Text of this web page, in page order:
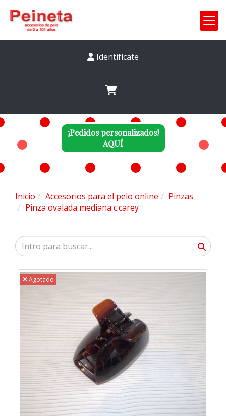
Identifícate
¡Pedidos personalizados!
AQUÍ
Inicio Accesorios para el pelo online
Pinzas
Pinza ovalada mediana c.carey
Agotado